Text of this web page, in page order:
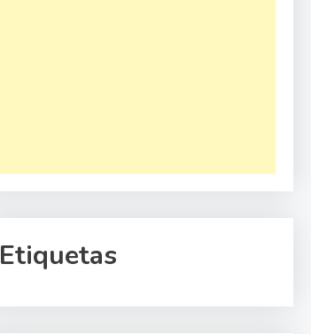
Etiquetas